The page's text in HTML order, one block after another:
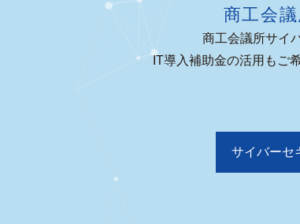
商工会
商工会議所サイ
IT導入補助金の活用もご
サイバーセ